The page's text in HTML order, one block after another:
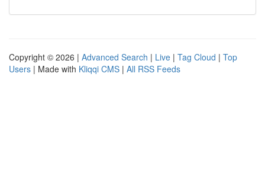
Copyright © 2026 | Advanced Search | Live | Tag Cloud | Top
Users | Made with Kliqqi CMS | All RSS Feeds